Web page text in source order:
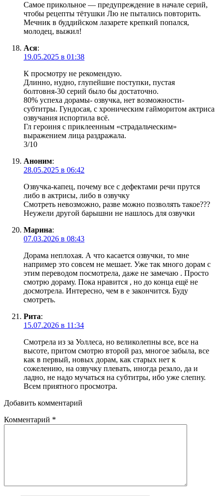
Самое прикольное — предупреждение в начале серий,
чтобы рецепты тётушки Лю не пытались повторить.
Мечник в буддийском лазарете крепкий попался,
молодец, выжил!
Ася:
19.05.2025 в 01:38
К просмотру не рекомендую.
Длинно, нудно, глупейшие поступки, пустая
болтовня-30 серий было бы достаточно.
80% успеха дорамы- озвучка, нет возможности-
субтитры. Гундосая, с хроническим гайморитом актриса
озвучания испортила всё.
Гл героиня с приклеенным «страдальческим»
выражением лица раздражала.
3/10
Аноним:
28.05.2025 в 06:42
Озвучка-капец, почему все с дефектами речи прутся
либо в актрисы, либо в озвучку
Смотреть невозможно, разве можно позволять такое???
Неужели другой барышни не нашлось для озвучки
Марина:
07.03.2026 в 08:43
Дорама неплохая. А что касается озвучки, то мне
например это совсем не мешает. Уже так много дорам с
этим переводом посмотрела, даже не замечаю . Просто
смотрю дораму. Пока нравится , но до конца ещё не
досмотрела. Интересно, чем в е закончится. Буду
смотреть.
Рита:
15.07.2026 в 11:34
Смотрела из за Уоллеса, но великолепны все, все на
высоте, притом смотрю второй раз, многое забыла, все
как в первый, новых дорам, как старых нет к
сожелению, на озвучку плевать, иногда резало, да и
ладно, не надо мучаться на субтитры, ибо уже слепну.
Всем приятного просмотра.
Добавить комментарий
Комментарий *